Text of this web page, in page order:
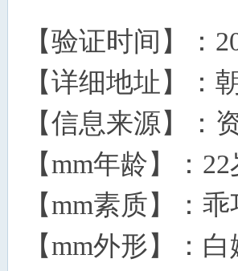
【验证时间】：
【详细地址】：
【信息来源】：
【mm年龄】：
【mm素质】：乖
【mm外形】：